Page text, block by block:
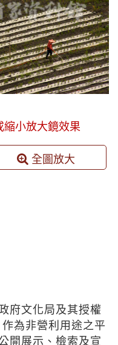
小放大鏡效果
全圖放大
府文化局及其授權
為非營利用途之平
開展示、檢索及宣